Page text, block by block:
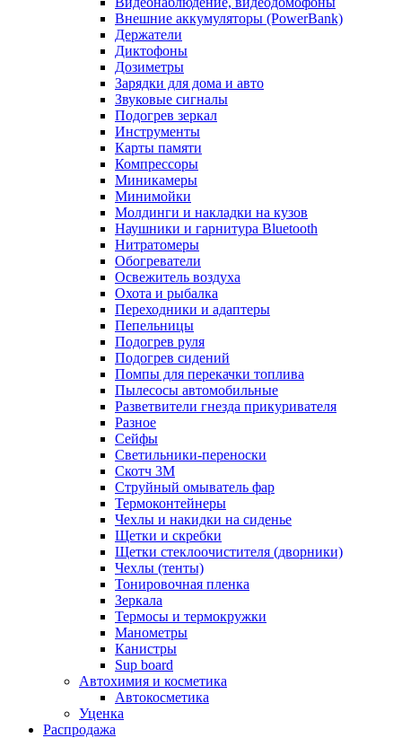
Внешние аккумуляторы (PowerBank)
Держатели
Диктофоны
Дозиметры
Зарядки для дома и авто
Звуковые сигналы
Подогрев зеркал
Инструменты
Карты памяти
Компрессоры
Миникамеры
Минимойки
Молдинги и накладки на кузов
Наушники и гарнитура Bluetooth
Нитратомеры
Обогреватели
Освежитель воздуха
Охота и рыбалка
Переходники и адаптеры
Пепельницы
Подогрев руля
Подогрев сидений
Помпы для перекачки топлива
Пылесосы автомобильные
Разветвители гнезда прикуривателя
Разное
Сейфы
Светильники-переноски
Скотч 3М
Струйный омыватель фар
Термоконтейнеры
Чехлы и накидки на сиденье
Щетки и скребки
Щетки стеклоочистителя (дворники)
Чехлы (тенты)
Тонировочная пленка
Зеркалa
Термосы и термокружки
Манометры
Канистры
Sup board
Автохимия и косметика
Автокосметика
Уценка
Распродажа